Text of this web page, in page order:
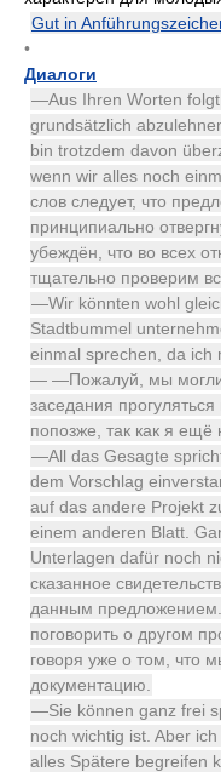
Gut in
•
Диалоги
—Aus Ihren Worten
grundsätzlich
bin trotzdem davon
wenn wir alles noch
слов следует, что
принципиально
убеждён, что во всех
тщательно проверим
—Wir könnten wohl
Stadtbummel
einmal sprechen, da ich
— —Пожалуй, мы могли
заседания
попозже, так как я ещё
—All das Gesagte
dem Vorschlag
auf das andere Projekt
einem anderen Blatt.
Unterlagen dafür noch
сказанное
данным
поговорить о другом
говоря уже о том, что
документацию.
—Sie können ganz frei
noch wichtig ist. Aber
alles Spätere begreifen